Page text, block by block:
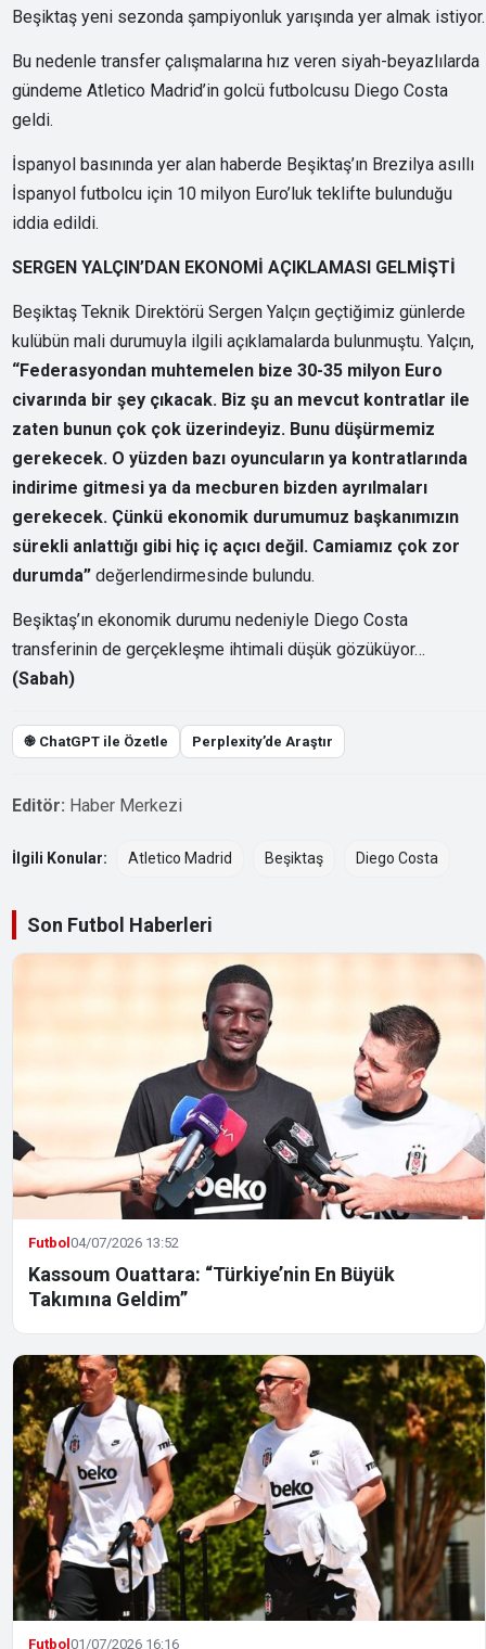
Beşiktaş yeni sezonda şampiyonluk yarışında yer almak istiyor.
Bu nedenle transfer çalışmalarına hız veren siyah-beyazlılarda
gündeme Atletico Madrid’in golcü futbolcusu Diego Costa
geldi.
İspanyol basınında yer alan haberde Beşiktaş’ın Brezilya asıllı
İspanyol futbolcu için 10 milyon Euro’luk teklifte bulunduğu
iddia edildi.
SERGEN YALÇIN’DAN EKONOMİ AÇIKLAMASI GELMİŞTİ
Beşiktaş Teknik Direktörü Sergen Yalçın geçtiğimiz günlerde
kulübün mali durumuyla ilgili açıklamalarda bulunmuştu. Yalçın,
“Federasyondan muhtemelen bize 30-35 milyon Euro
civarında bir şey çıkacak. Biz şu an mevcut kontratlar ile
zaten bunun çok çok üzerindeyiz. Bunu düşürmemiz
gerekecek. O yüzden bazı oyuncuların ya kontratlarında
indirime gitmesi ya da mecburen bizden ayrılmaları
gerekecek. Çünkü ekonomik durumumuz başkanımızın
sürekli anlattığı gibi hiç iç açıcı değil. Camiamız çok zor
durumda” değerlendirmesinde bulundu.
Beşiktaş’ın ekonomik durumu nedeniyle Diego Costa
transferinin de gerçekleşme ihtimali düşük gözüküyor…
(Sabah)
֎ ChatGPT ile Özetle Perplexity’de Araştır
Editör: Haber Merkezi
İlgili Konular: Atletico Madrid Beşiktaş Diego Costa
Son Futbol Haberleri
Futbol04/07/2026 13:52
Kassoum Ouattara: “Türkiye’nin En Büyük
Takımına Geldim”
Futbol01/07/2026 16:16